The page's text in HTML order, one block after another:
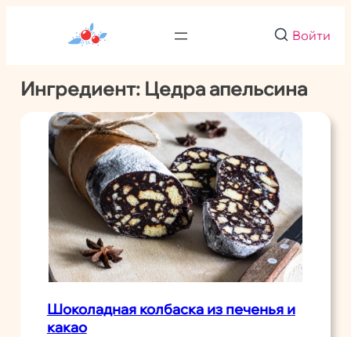
Войти
Ингредиент: Цедра апельсина
Шоколадная колбаска из печенья и
какао